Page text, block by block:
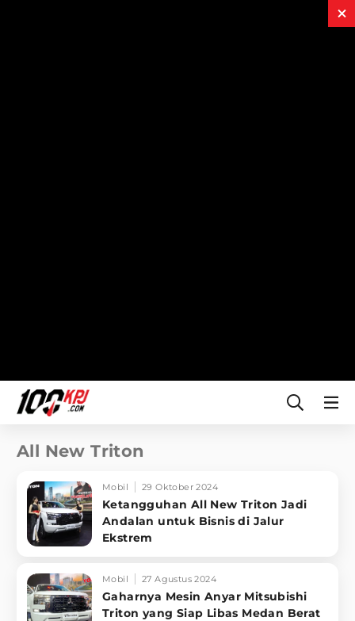
All New Triton
Mobil 29 Oktober 2024
Ketangguhan All New Triton Jadi
Andalan untuk Bisnis di Jalur
Ekstrem
Mobil 27 Agustus 2024
Gaharnya Mesin Anyar Mitsubishi
Triton yang Siap Libas Medan Berat